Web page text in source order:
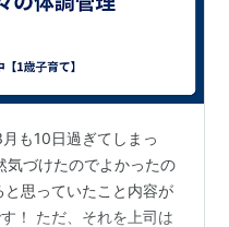
も10日過ぎてしまっ
づけたのでよかったの
思っていたこと内容が
！ ただ、それを上司は